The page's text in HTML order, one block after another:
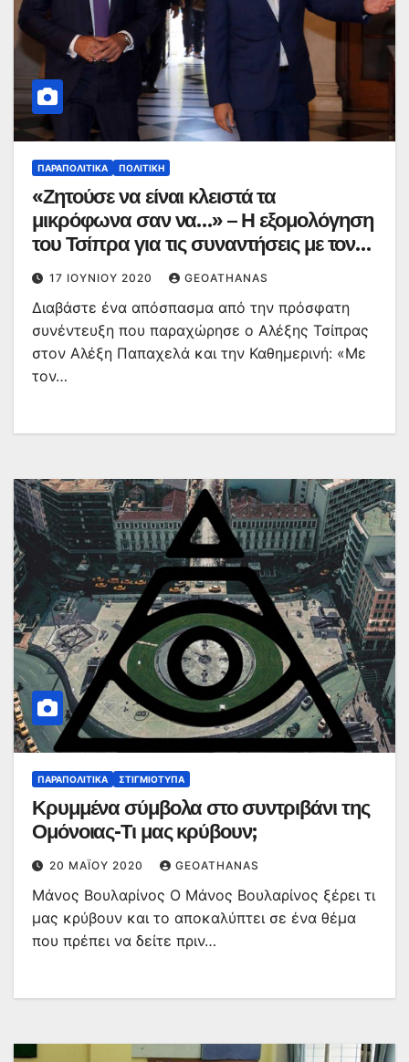
ΠΑΡΑΠΟΛΙΤΙΚΆ ΠΟΛΙΤΙΚΉ
«Ζητούσε να είναι κλειστά τα
μικρόφωνα σαν να…» – Η εξομολόγηση
του Τσίπρα για τις συναντήσεις με τον
Μητσοτάκη στο Μαξίμου
17 ΙΟΥΝΊΟΥ 2020 GEOATHANAS
Διαβάστε ένα απόσπασμα από την πρόσφατη
συνέντευξη που παραχώρησε ο Αλέξης Τσίπρας
στον Αλέξη Παπαχελά και την Καθημερινή: «Με
τον…
ΠΑΡΑΠΟΛΙΤΙΚΆ ΣΤΙΓΜΙΌΤΥΠΑ
Κρυμμένα σύμβολα στο συντριβάνι της
Ομόνοιας-Τι μας κρύβουν;
20 ΜΑΪ́ΟΥ 2020 GEOATHANAS
Μάνος Βουλαρίνος O Μάνος Βουλαρίνος ξέρει τι
μας κρύβουν και το αποκαλύπτει σε ένα θέμα
που πρέπει να δείτε πριν…